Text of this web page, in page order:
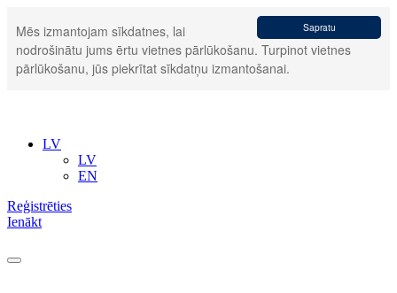
Sapratu
Mēs izmantojam sīkdatnes, lai
nodrošinātu jums ērtu vietnes pārlūkošanu. Turpinot vietnes
pārlūkošanu, jūs piekrītat sīkdatņu izmantošanai.
LV
LV
EN
Reģistrēties
Ienākt